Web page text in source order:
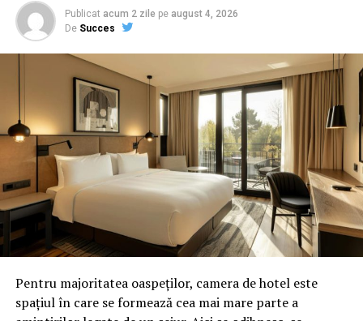
sunete a 32 secunde fiecare, cu pauză de 12 secunde
între ele.
Semnalul ÎNCETAREA ALARMEI se compune dintr-un
sunet continuu, de aceeaşi intensitate, cu durata de 2
minute.
Înştiinţarea, avertizarea, prealarmarea şi alarmarea se
realizează în scopul dispunerii măsurilor de protecţie a
populaţiei şi bunurilor materiale, precum şi pentru
limitarea efectelor dezastrelor. Cele mai des întâlnite
situaţii în care este alarmată populaţia prin intermediul
sirenelor electrice şi electronice au loc pe timpul
inundaţiilor, când este semnalată iminenţa producerii
unor viituri care să pună în pericol viaţa persoanelor.
Publicat acum 2 zile pe august 4, 2026
De Succes
Pentru majoritatea oaspeților, camera de hotel este
spațiul în care se formează cea mai mare parte a